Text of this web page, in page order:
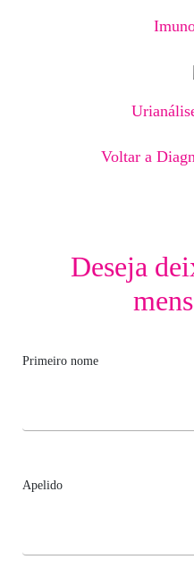
Voltar a
Deseja
Primeiro nome
Apelido